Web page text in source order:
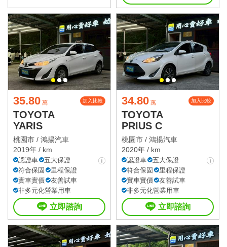
35.80 萬 加入比較
TOYOTA
YARIS
桃園市 / 鴻揚汽車
2019年 / km
認證車
五大保證
符合保固
里程保證
實車實價
友善試車
非多元化營業用車
立即諮詢
34.80 萬 加入比較
TOYOTA
PRIUS C
桃園市 / 鴻揚汽車
2020年 / km
認證車
五大保證
符合保固
里程保證
實車實價
友善試車
非多元化營業用車
立即諮詢